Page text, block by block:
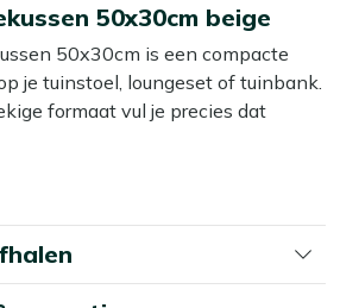
50x30cm beige
50x30cm is een compacte
je tuinstoel, loungeset of tuinbank.
formaat vul je precies dat
kleur laat zich makkelijk
stoelen gewoon wilt upgraden
meubels te kopen.